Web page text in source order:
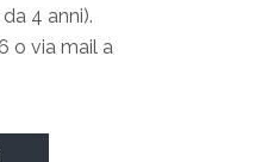
4 anni).
o via mail a